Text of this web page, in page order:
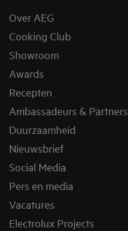
Over AEG
Cooking Club
Showroom
Awards
Recepten
Ambassadeurs & Partners
Duurzaamheid
Nieuwsbrief
Social Media
Pers en media
Vacatures
Electrolux Projects